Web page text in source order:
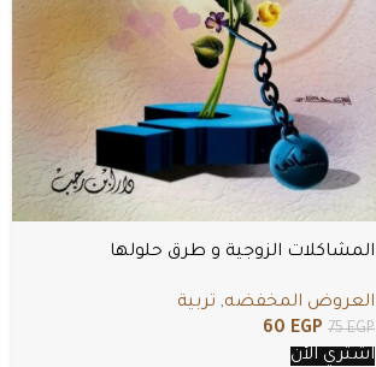
المشاكلات الزوجية و طرق حلولها
العروض المخفضه, تربية
75EGP
60 EGP
اشتري الأن